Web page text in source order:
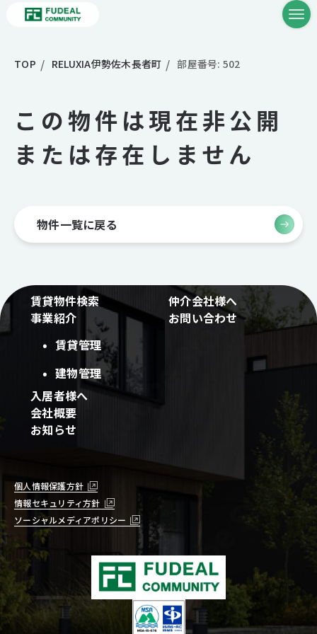
TOP RELUXIA伊勢佐木長者町 部屋番号: 502
この物件は現在非公開
または存在しません
物件一覧に戻る
賃貸物件検索
事業紹介
賃貸管理
建物管理
入居者様へ
会社概要
お知らせ
仲介会社様へ
お問い合わせ
個人情報保護方針
ソーシャルメディアポリシー
情報セキュリティ方針